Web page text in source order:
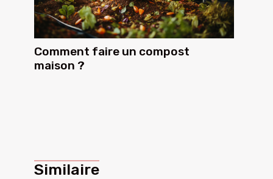
Comment faire un compost
maison ?
Similaire